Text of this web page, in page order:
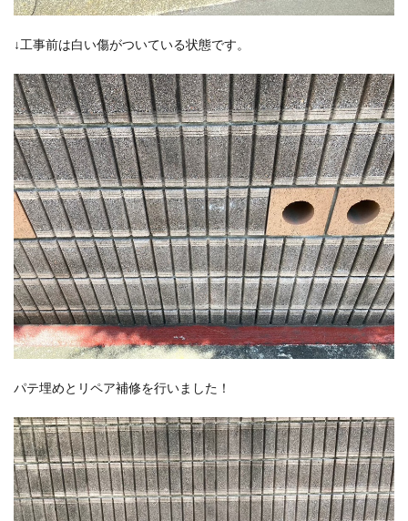
↓工事前は白い傷がついている状態です。
パテ埋めとリペア補修を行いました！